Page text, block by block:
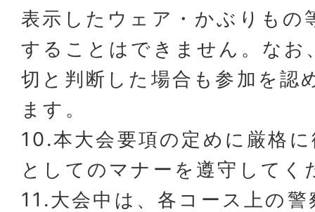
表示したウェア・かぶりもの
することはできません。なお
切と判断した場合も参加を認
ます。
10.本大会要項の定めに厳格
としてのマナーを遵守してく
11.大会中は、各コース上の